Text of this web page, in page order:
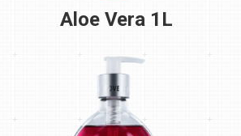
Aloe Vera 1L